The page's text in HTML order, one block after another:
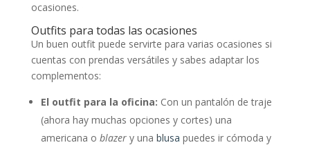
ocasiones.
Outfits para todas las ocasiones
Un buen outfit puede servirte para varias ocasiones si
cuentas con prendas versátiles y sabes adaptar los
complementos:
El outfit para la oficina: Con un pantalón de traje
(ahora hay muchas opciones y cortes) una
americana o blazer y una blusa puedes ir cómoda y